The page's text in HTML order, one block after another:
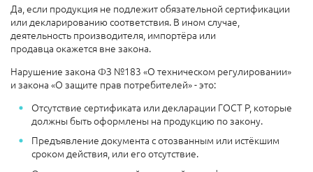
Да, если продукция не подлежит обязательной сертификации
или декларированию соответствия. В ином случае,
деятельность производителя, импортёра или
продавца окажется вне закона.
Нарушение закона ФЗ №183 «О техническом регулировании»
и закона «О защите прав потребителей» - это:
Отсутствие сертификата или декларации ГОСТ Р, которые
должны быть оформлены на продукцию по закону.
Предъявление документа с отозванным или истёкшим
сроком действия, или его отсутствие.